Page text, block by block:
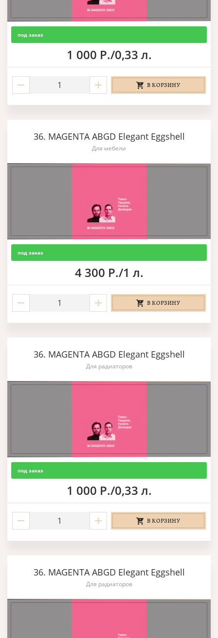
под заказ
1 000 Р./0,33 л.
В КОРЗИНУ
36. MAGENTA ABGD Elegant Eggshell
Для мебели
под заказ
4 300 Р./1 л.
В КОРЗИНУ
36. MAGENTA ABGD Elegant Eggshell
Для радиаторов
под заказ
1 000 Р./0,33 л.
В КОРЗИНУ
36. MAGENTA ABGD Elegant Eggshell
Для радиаторов